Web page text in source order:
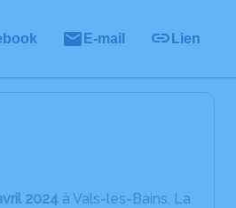
E-mail Lien
2024 à Vals-les-Bains. La